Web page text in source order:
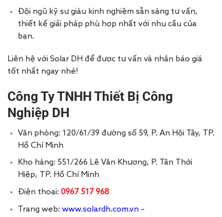
Đội ngũ kỹ sư giàu kinh nghiệm sẵn sàng tư vấn,
thiết kế giải pháp phù hợp nhất với nhu cầu của
bạn.
Liên hệ với Solar DH để được tư vấn và nhận báo giá
tốt nhất ngay nhé!
Công Ty TNHH Thiết Bị Công
Nghiệp DH
Văn phòng: 120/61/39 đường số 59, P. An Hội Tây, TP.
Hồ Chí Minh
Kho hàng: 551/266 Lê Văn Khương, P. Tân Thới
Hiệp, TP. Hồ Chí Minh
Điện thoại: 0967 517 968
Trang web: www.solardh.com.vn–